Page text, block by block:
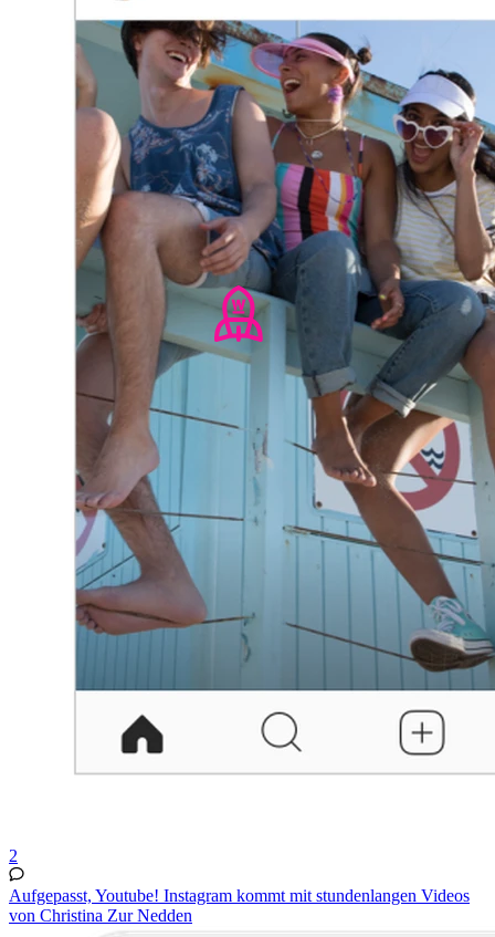
2
Aufgepasst, Youtube! Instagram kommt mit stundenlangen Videos
von Christina Zur Nedden